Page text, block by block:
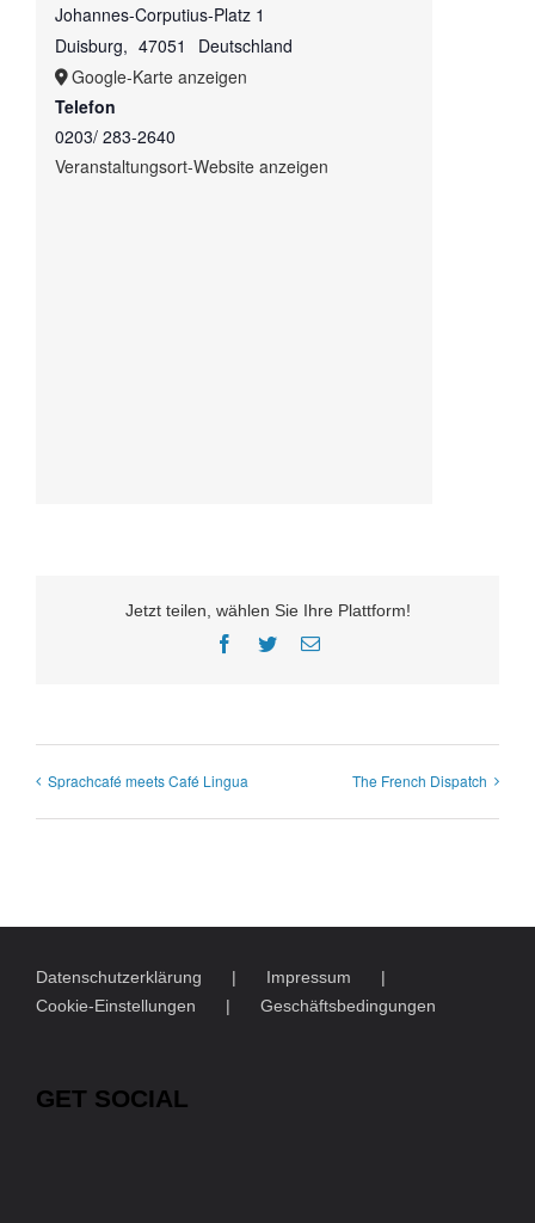
Johannes-Corputius-Platz 1
Duisburg, 47051
Deutschland
Google-Karte anzeigen
Telefon
0203/ 283-2640
Veranstaltungsort-Website anzeigen
Jetzt teilen, wählen Sie Ihre Plattform!
Facebook
TwitterE-
Sprachcafé meets Café Lingua The French Dispatch
Datenschutzerklärung
Impressum
Cookie-Einstellungen
Geschäftsbedingungen
GET SOCIAL